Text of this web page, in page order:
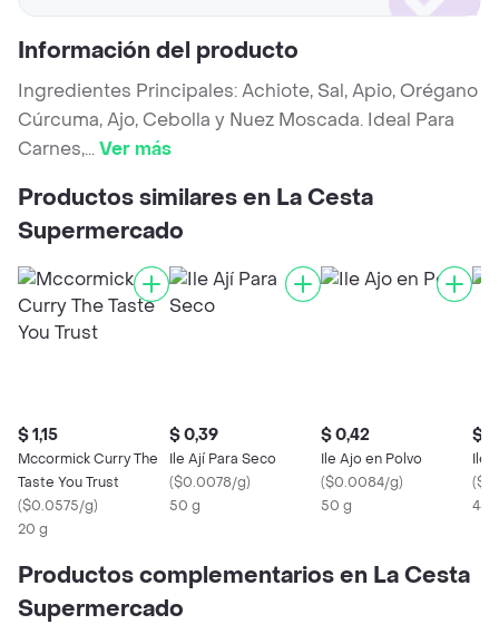
Información del producto
Ingredientes Principales: Achiote, Sal, Apio, Orégano
Cúrcuma, Ajo, Cebolla y Nuez Moscada. Ideal Para
Carnes,...Ver más
Productos similares en La Cesta
Supermercado
$ 1,15
Mccormick Curry The
Taste You Trust
($0.0575/g)
20 g
$ 0,39
Ile Ají Para Seco
($0.0078/g)
50 g
$ 0,42
Ile Ajo en Polvo
($0.0084/g)
50 g
$
Ile
(
Productos complementarios en La Cesta
Supermercado